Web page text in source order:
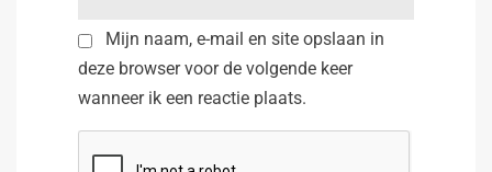
Mijn naam, e-mail en site opslaan in
deze browser voor de volgende keer
wanneer ik een reactie plaats.